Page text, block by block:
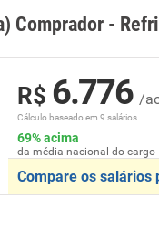
Comprador -
R$ 6.776 /
Cálculo baseado em 9 salários
69% acima
da média nacional do cargo
Compare os salários